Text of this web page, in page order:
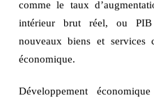
comme le taux
intérieur brut réel, ou
nouveaux biens et services
économique.
Développement